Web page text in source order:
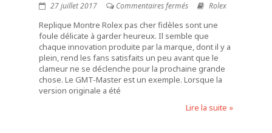
27 juillet 2017 Commentaires fermés Rolex
Replique Montre Rolex pas cher fidèles sont une
foule délicate à garder heureux. Il semble que
chaque innovation produite par la marque, dont il y a
plein, rend les fans satisfaits un peu avant que le
clameur ne se déclenche pour la prochaine grande
chose. Le GMT-Master est un exemple. Lorsque la
version originale a été
Lire la suite »